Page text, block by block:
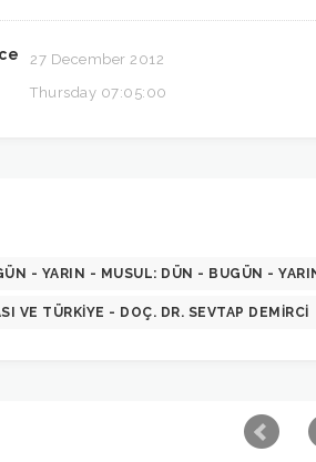
27 December 2012
Thursday 07:05:00
- YARIN - MUSUL: DÜN - BUGÜN -
VE TÜRKIYE - DOÇ. DR. SEVTAP DEMIRCI